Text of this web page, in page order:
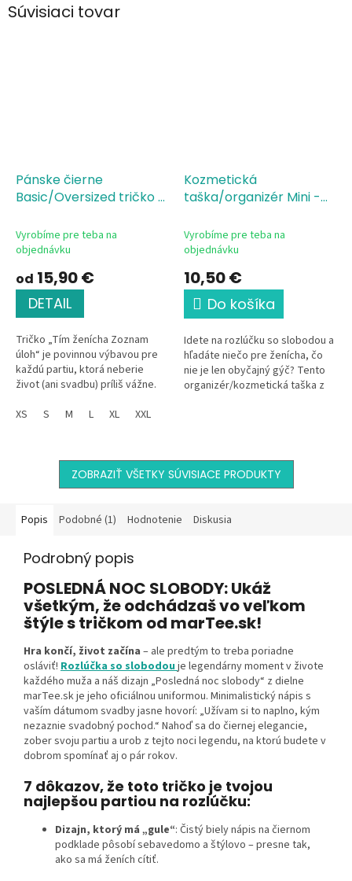
Súvisiaci tovar
Pánske čierne
Basic/Oversized tričko s
zoznam úlohSingle
Jersey, 100 % bavlna,
Vyrobíme pre teba na
objednávku
od 15,90 €
DETAIL
Tričko „Tím ženícha Zoznam
úloh“ je povinnou výbavou pre
každú partiu, ktorá neberie
život (ani svadbu) príliš vážne.
bavlnu so silikónovou úpravou
XS S M L XL XXL
Kozmetická
taška/organizér Mini -
ženích, 22,5x16 cm
bavlna, gramáž 407
Vyrobíme pre teba na
objednávku
10,50 €
Do košíka
Idete na rozlúčku so slobodou a
hľadáte niečo pre ženícha, čo
nie je len obyčajný gýč? Tento
organizér/kozmetická taška z
ZOBRAZIŤ VŠETKY SÚVISIACE PRODUKTY
Popis Podobné (1) Hodnotenie Diskusia
Podrobný popis
POSLEDNÁ NOC SLOBODY: Ukáž
všetkým, že odchádzaš vo veľkom
štýle s tričkom od marTee.sk!
Hra končí, život začína – ale predtým to treba poriadne
osláviť! Rozlúčka so slobodouje legendárny moment v živote
každého muža a náš dizajn „Posledná noc slobody“ z dielne
marTee.sk je jeho oficiálnou uniformou. Minimalistický nápis s
vaším dátumom svadby jasne hovorí: „Užívam si to naplno, kým
nezaznie svadobný pochod.“ Nahoď sa do čiernej elegancie,
zober svoju partiu a urob z tejto noci legendu, na ktorú budete v
dobrom spomínať aj o pár rokov.
7 dôkazov, že toto tričko je tvojou
najlepšou partiou na rozlúčku:
Dizajn, ktorý má „gule“: Čistý biely nápis na čiernom
podklade pôsobí sebavedomo a štýlovo – presne tak,
ako sa má ženích cítiť.